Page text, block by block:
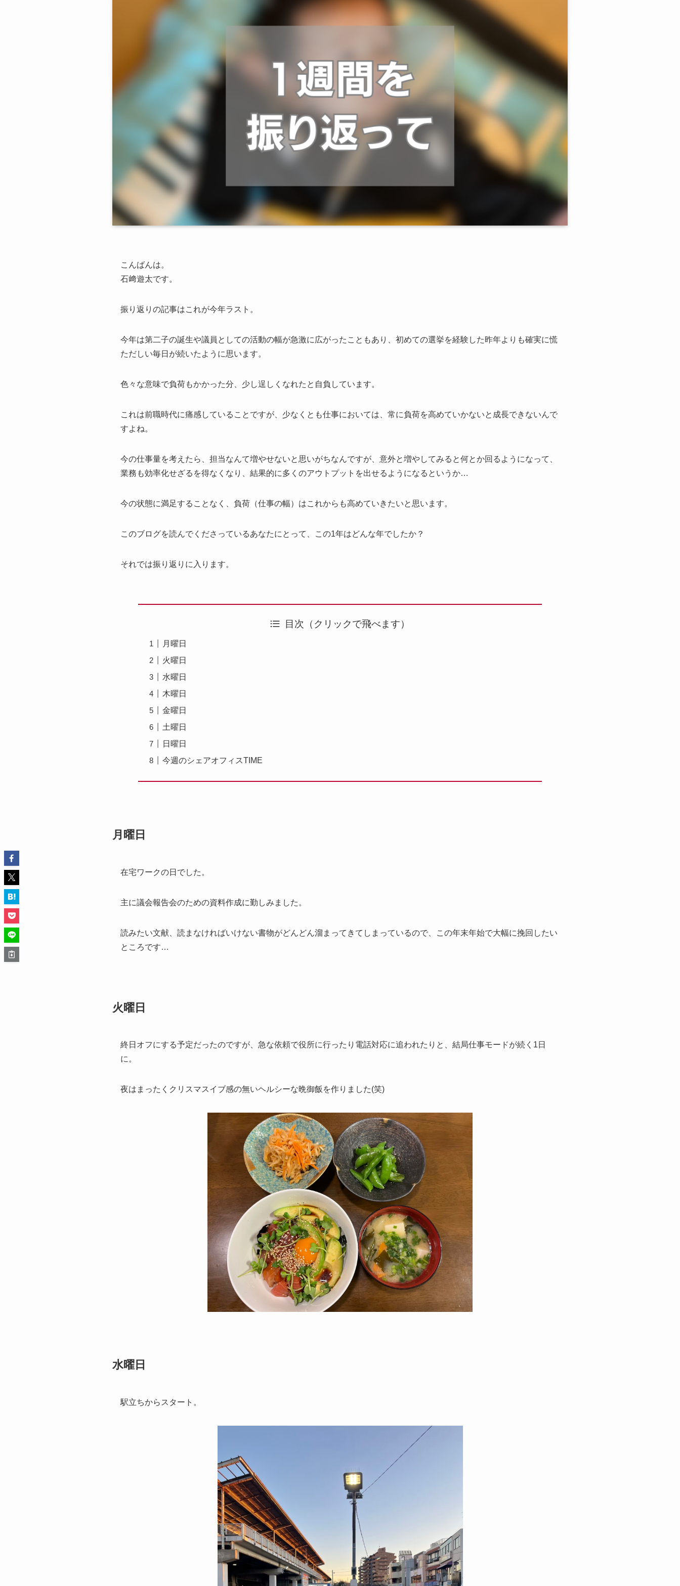
こんばんは。
石﨑遊太です。
振り返りの記事はこれが今年ラスト。
今年は第二子の誕生や議員としての活動の幅が急激に広がったこともあり、初めての選挙を経験した昨年よりも確実に慌
ただしい毎日が続いたように思います。
色々な意味で負荷もかかった分、少し逞しくなれたと自負しています。
これは前職時代に痛感していることですが、少なくとも仕事においては、常に負荷を高めていかないと成長できないんで
すよね。
今の仕事量を考えたら、担当なんて増やせないと思いがちなんですが、意外と増やしてみると何とか回るようになって、
業務も効率化せざるを得なくなり、結果的に多くのアウトプットを出せるようになるというか…
今の状態に満足することなく、負荷（仕事の幅）はこれからも高めていきたいと思います。
このブログを読んでくださっているあなたにとって、この1年はどんな年でしたか？
それでは振り返りに入ります。
目次（クリックで飛べます）
月曜日
火曜日
水曜日
木曜日
金曜日
土曜日
日曜日
今週のシェアオフィスTIME
月曜日
在宅ワークの日でした。
主に議会報告会のための資料作成に勤しみました。
読みたい文献、読まなければいけない書物がどんどん溜まってきてしまっているので、この年末年始で大幅に挽回したい
ところです…
火曜日
終日オフにする予定だったのですが、急な依頼で役所に行ったり電話対応に追われたりと、結局仕事モードが続く1日
に。
夜はまったくクリスマスイブ感の無いヘルシーな晩御飯を作りました(笑)
水曜日
駅立ちからスタート。